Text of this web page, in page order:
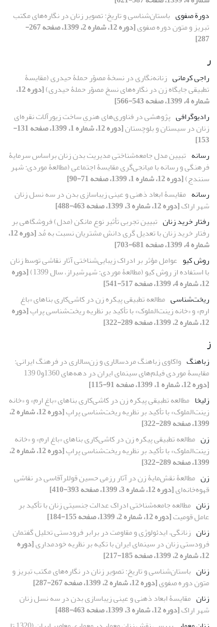
دورة صفوی باستان‌شناسی و تاریخ: تصویر زنان در نگاره‌های مکتب
تبریز و متون دوره صفوی
[دوره 12، شماره 2، 1399، صفحه 267-
287]
ر
راجی کرمانی زنانه‌نگاری در نسخۀ مصوّر حملۀ حیدری (مقایسۀ
تطبیقی جایگاه زن در نگاره‌های نسخ مصوّر حملۀ حیدری)
[دوره 12،
شماره 4، 1399، صفحه 543-566]
رادیوگرافی پژوهشی در فناوری‌های‌ هنریِ ساخت زیورآلات نقره‌ای
زنان در سیستان و بلوچستان
[دوره 12، شماره 1، 1399، صفحه 131-
153]
رسانه تبیین مدل جامعه‌شناختی مدیریت بدن زنان براساس سرمایۀ
فرهنگی و رسانه با میانجی‌گری مقایسۀ اجتماعی (مطالعۀ موردی: شهر
سنندج)[دوره 12، شماره 1، 1399، صفحه 71-90]
رسانه مقایسۀ ابعاد ذهنی و عینی زیباسازی بدن در سه نسل زنان
شهر اراک[دوره 12، شماره 3، 1399، صفحه 463-488]
رفتار خرید زنان تبیین تجربی تأثیر نوع مانکن (مدل) فروشگاهی بر
رفتار خرید زنان با تعدیل‏ گری دانش مشتریان نسبت به مُد
[دوره 12،
شماره 4، 1399، صفحه 681-703]
روش کیو عوامل مؤثر بر ادراک زیبایی‌‌شناختی آثار نقاشی توسط زنان
با استفاده از روش کیو (مطالعۀ موردی: شهرشیراز، سال 1399)
[دوره
12، شماره 4، 1399، صفحه 517-541]
ریخت‌شناسی مطالعه تطبیقی پیکره زن در کاشی‌کاری بناهای «باغ
ارم» و «خانه زینت‌الملوک» با تأکید بر نظریه ریخت‌شناسی پراپ[دوره
12، شماره 2، 1399، صفحه 289-322]
ز
زباهنگ واکاوی زباهنگ مردسالاری و زن‌سالاری در فرهنگ ایرانی:
مقایسۀ موردی فیلم‌های سینمای ایران در دهه‌های 1360و0 139
[دوره 12، شماره 1، 1399، صفحه 91-115]
زلیخا مطالعه تطبیقی پیکره زن در کاشی‌کاری بناهای «باغ ارم» و «خانه
زینت‌الملوک» با تأکید بر نظریه ریخت‌شناسی پراپ
[دوره 12، شماره 2،
1399، صفحه 289-322]
زن مطالعه تطبیقی پیکره زن در کاشی‌کاری بناهای «باغ ارم» و «خانه
زینت‌الملوک» با تأکید بر نظریه ریخت‌شناسی پراپ
[دوره 12، شماره 2،
1399، صفحه 289-322]
زن مطالعۀ نقش‌مایۀ زن در آثار رزمی حسین قوللرآقاسی در نقاشی
قهوه‌خانه‌ای[دوره 12، شماره 3، 1399، صفحه 393-410]
زنان مطالعه جامعه‏‌شناختی ادراک عدالت جنسیتی زنان با تأکید بر
عامل قومیت[دوره 12، شماره 2، 1399، صفحه 155-184]
زنان زنانگی، ایدئولوژی و مقاومت در برابر فرودستی تحلیل گفتمان
فرودستی زنان در سینمای ایران با تکیه بر نظریه خودمداری[دوره
12، شماره 2، 1399، صفحه 185-217]
زنان باستان‌شناسی و تاریخ: تصویر زنان در نگاره‌های مکتب تبریز و
متون دوره صفوی[دوره 12، شماره 2، 1399، صفحه 267-287]
زنان مقایسۀ ابعاد ذهنی و عینی زیباسازی بدن در سه نسل زنان
شهر اراک[دوره 12، شماره 3، 1399، صفحه 463-488]